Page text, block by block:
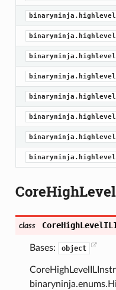
class
Bases: object